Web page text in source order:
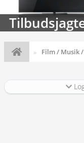
Streaming-
Film / Musik